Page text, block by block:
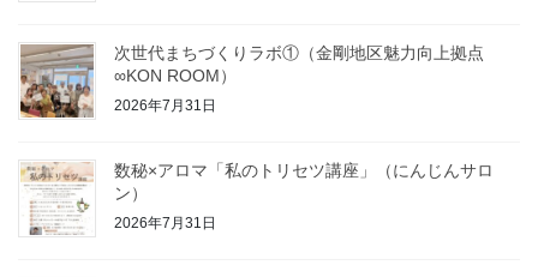
次世代まちづくりラボ①（金剛地区魅力向上拠点
∞KON ROOM）
2026年7月31日
数秘×アロマ「私のトリセツ講座」（にんじんサロ
ン）
2026年7月31日